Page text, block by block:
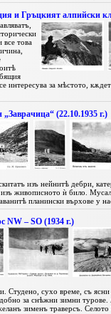
и Гръцкият алпийски
все това
интересува за мѣстото,
(22.10.1935 г.)
изъ нейнитѣ дебри,
изъ живописното ѝ било.
планински върхове у
NW – SO (1934 г.)
Студено, сухо време, съ
за снѣжни зимни
зименъ траверсъ. Селото